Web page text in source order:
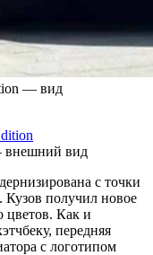
— вид
внешний вид
с точки
Кузов получил новое
цветов. Как и
передняя
с логотипом